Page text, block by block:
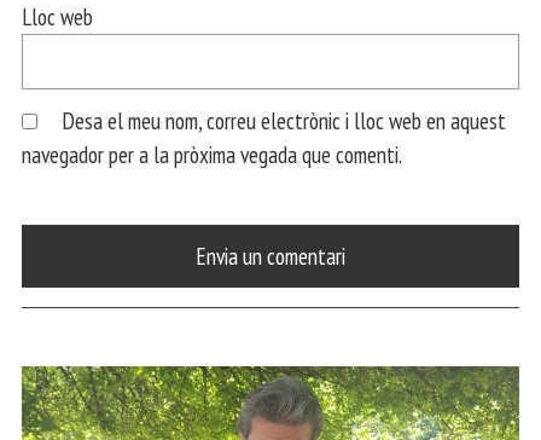
Lloc web
Desa el meu nom, correu electrònic i lloc web en aquest
navegador per a la pròxima vegada que comenti.